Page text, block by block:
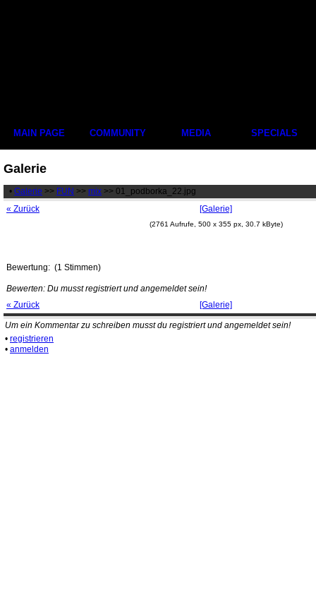
MAIN PAGE COMMUNITY MEDIA SPECIALS
Galerie
• Galerie >> FUN >> mix >> 01_podborka_22.jpg
« Zurück
[Galerie]
(2761 Aufrufe, 500 x 355 px, 30.7 kByte)
Bewertung: (1 Stimmen)
Bewerten: Du musst registriert und angemeldet sein!
« Zurück
[Galerie]
Um ein Kommentar zu schreiben musst du registriert und angemeldet sein!
• registrieren
• anmelden